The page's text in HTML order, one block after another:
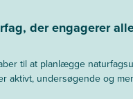
der engagerer
til at planlægge
aktivt, undersøgende og